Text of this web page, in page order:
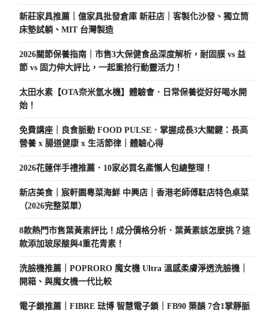
新莊家具推薦｜億家具批發倉庫 新莊店｜客製化沙發、獨立筒
床墊試躺、MIT 台灣製造
2026關節保養指南｜市售3大保健食品深度解析，耐固膜 vs 益
節 vs 固力伸大評比，一起重拾行動靈活力！
太田水素【OTA奈米氫水機】體驗會．日常保養從好好喝水開
始！
免費講座｜良食脈動 FOOD PULSE．掌握成長3大關鍵：長高
營養 x 腸道健康 x 生活節律｜體驗心得
2026花蓮伴手禮推薦．10家必買名產懶人包總整理！
新店美食｜宸軒園粵菜海鮮 中興店｜香港老師傅駐店特色桌菜
（2026完整菜單）
8款熱門市售葉黃素評比！成分價格分析．葉黃素該怎麼挑？這
款添加玻尿酸與4重花青素！
洗臉機推薦｜POPRORO 魔女機 Ultra 溫感柔膚淨透洗臉機｜
開箱、與魔女機一代比較
電子鎖推薦｜FIBRE 琺博 智慧電子鎖｜FB90 築韻 7合1掌靜脈